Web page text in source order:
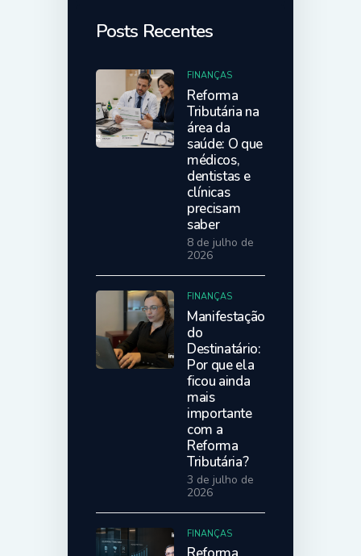
Posts Recentes
FINANÇAS
Reforma
Tributária na
área da
saúde: O que
médicos,
dentistas e
clínicas
precisam
saber
8 de julho de
2026
FINANÇAS
Manifestação
do
Destinatário:
Por que ela
ficou ainda
mais
importante
com a
Reforma
Tributária?
3 de julho de
2026
FINANÇAS